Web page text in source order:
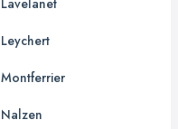
Leychert
Montferrier
Nalzen